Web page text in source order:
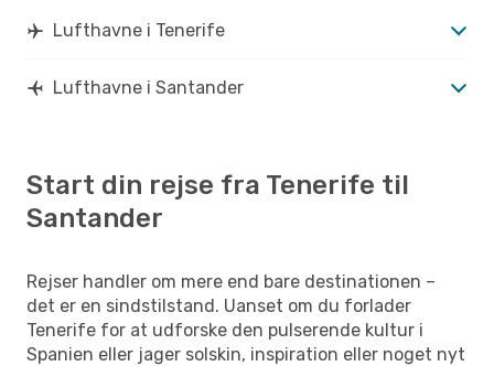
Lufthavne i Tenerife
Lufthavne i Santander
Start din rejse fra Tenerife til
Santander
Rejser handler om mere end bare destinationen –
det er en sindstilstand. Uanset om du forlader
Tenerife for at udforske den pulserende kultur i
Spanien eller jager solskin, inspiration eller noget nyt